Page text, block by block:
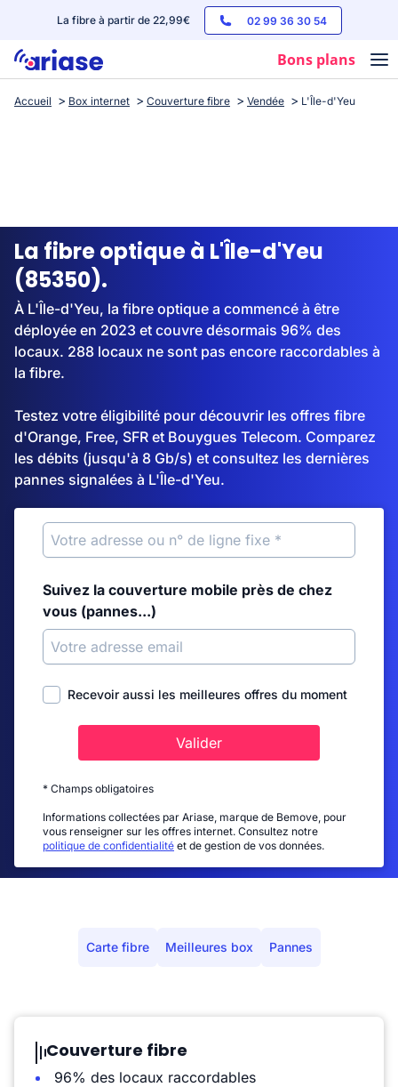
La fibre à partir de 22,99€ 02 99 36 30 54
Bons plans
Box internet
Streaming
Accueil Box internet Couverture fibre Vendée L'Île-d'Yeu
La fibre optique à L'Île-d'Yeu
(85350).
À L'Île-d'Yeu, la fibre optique a commencé à être
déployée en 2023 et couvre désormais 96% des
locaux. 288 locaux ne sont pas encore raccordables à
la fibre.
Testez votre éligibilité pour découvrir les offres fibre
d'Orange, Free, SFR et Bouygues Telecom. Comparez
les débits (jusqu'à 8 Gb/s) et consultez les dernières
pannes signalées à L'Île-d'Yeu.
Suivez la couverture mobile près de chez
vous (pannes...)
Recevoir aussi les meilleures offres du moment
Valider
* Champs obligatoires
Informations collectées par Ariase, marque de Bemove, pour
vous renseigner sur les offres internet. Consultez notre
politique de confidentialité et de gestion de vos données.
Carte fibre Meilleures box Pannes
Couverture fibre
96% des locaux raccordables